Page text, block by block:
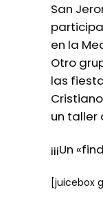
San
en la
Otro
las
un taller
¡¡¡Un
[juicebox